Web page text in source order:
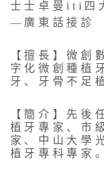
士士卓曼iti四
—廣東話接診
【擅長】微創
字化微創種植
牙、牙骨不足
【簡介】先後
植牙專家、市
家、中山大學
植牙專科專家。